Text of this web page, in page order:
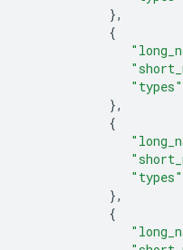
},
{
"types"
},
{
"types"
},
{